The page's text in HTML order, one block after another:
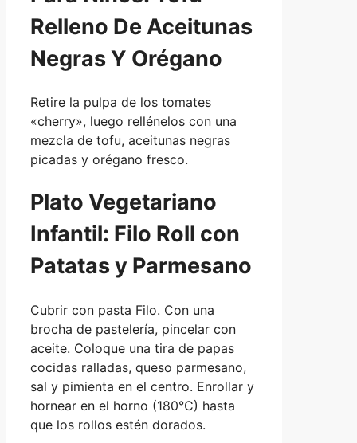
Relleno De Aceitunas
Negras Y Orégano
Retire la pulpa de los tomates
«cherry», luego rellénelos con una
mezcla de tofu, aceitunas negras
picadas y orégano fresco.
Plato Vegetariano
Infantil: Filo Roll con
Patatas y Parmesano
Cubrir con pasta Filo. Con una
brocha de pastelería, pincelar con
aceite. Coloque una tira de papas
cocidas ralladas, queso parmesano,
sal y pimienta en el centro. Enrollar y
hornear en el horno (180°C) hasta
que los rollos estén dorados.